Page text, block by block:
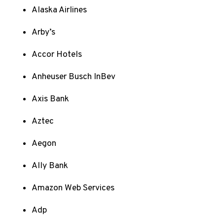
Alaska Airlines
Arby’s
Accor Hotels
Anheuser Busch InBev
Axis Bank
Aztec
Aegon
Ally Bank
Amazon Web Services
Adp